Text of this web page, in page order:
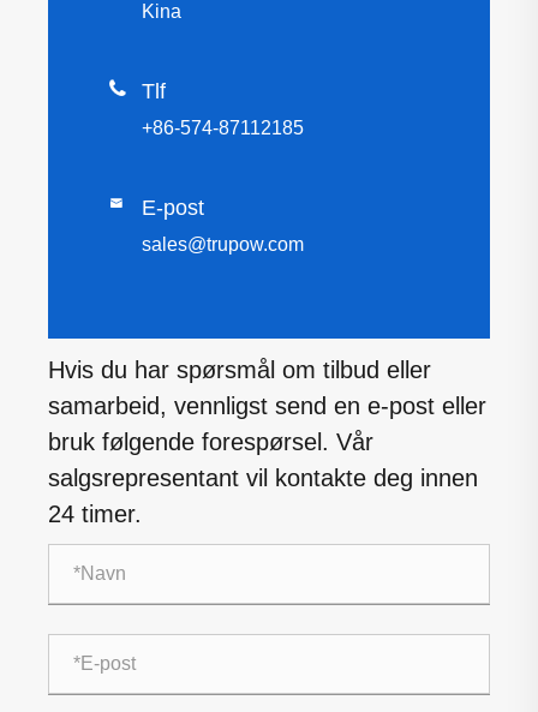
Kina
 Tlf
+86-574-87112185
 E-post
sales@trupow.com
Hvis du har spørsmål om tilbud eller
samarbeid, vennligst send en e-post eller
bruk følgende forespørsel. Vår
salgsrepresentant vil kontakte deg innen
24 timer.